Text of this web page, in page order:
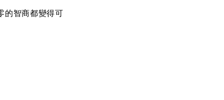
的智商都變得可